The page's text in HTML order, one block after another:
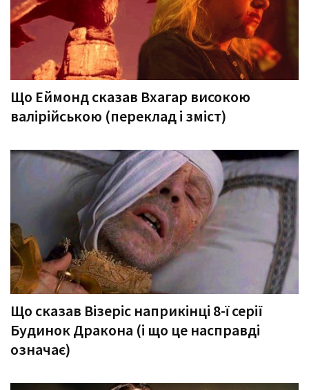
Що Еймонд сказав Вхагар високою
валірійською (переклад і зміст)
Що сказав Візеріс наприкінці 8-ї серії
Будинок Дракона (і що це насправді
означає)